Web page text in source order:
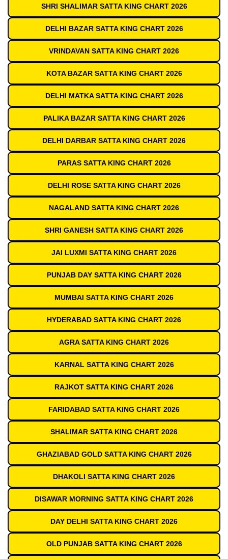
SHRI SHALIMAR SATTA KING CHART 2026
DELHI BAZAR SATTA KING CHART 2026
VRINDAVAN SATTA KING CHART 2026
KOTA BAZAR SATTA KING CHART 2026
DELHI MATKA SATTA KING CHART 2026
PALIKA BAZAR SATTA KING CHART 2026
DELHI DARBAR SATTA KING CHART 2026
PARAS SATTA KING CHART 2026
DELHI ROSE SATTA KING CHART 2026
NAGALAND SATTA KING CHART 2026
SHRI GANESH SATTA KING CHART 2026
JAI LUXMI SATTA KING CHART 2026
PUNJAB DAY SATTA KING CHART 2026
MUMBAI SATTA KING CHART 2026
HYDERABAD SATTA KING CHART 2026
AGRA SATTA KING CHART 2026
KARNAL SATTA KING CHART 2026
RAJKOT SATTA KING CHART 2026
FARIDABAD SATTA KING CHART 2026
SHALIMAR SATTA KING CHART 2026
GHAZIABAD GOLD SATTA KING CHART 2026
DHAKOLI SATTA KING CHART 2026
DISAWAR MORNING SATTA KING CHART 2026
DAY DELHI SATTA KING CHART 2026
OLD PUNJAB SATTA KING CHART 2026